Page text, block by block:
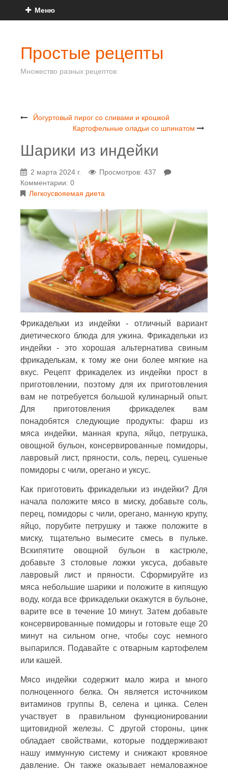
Меню
Простые рецепты
Множество разных рецептов
Йогуртовый пирог со сливами и крошкой
Картофельные оладьи со шпинатом
Шарики из индейки
2 марта 2024 г.
Просмотров: 437
Комментарии: 0
Легкоусвояемая диета
Фрикадельки из индейки - отличный вариант
диетического блюда для ужина. Фрикадельки из
индейки - это хорошая альтернатива свиным
фрикаделькам, к тому же они более мягкие на
вкус. Рецепт фрикаделек из индейки прост в
приготовлении, поэтому для их приготовления
вам не потребуется большой кулинарный опыт.
Для приготовления фрикаделек вам
понадобятся следующие продукты: фарш из
мяса индейки, манная крупа, яйцо, петрушка,
овощной бульон, консервированные помидоры,
лавровый лист, пряности, соль, перец, сушеные
помидоры с чили, орегано и уксус.
Как приготовить фрикадельки из индейки? Для
начала положите мясо в миску, добавьте соль,
перец, помидоры с чили, орегано, манную крупу,
яйцо, порубите петрушку и также положите в
миску, тщательно вымесите смесь в пульке.
Вскипятите овощной бульон в кастрюле,
добавьте 3 столовые ложки уксуса, добавьте
лавровый лист и пряности. Сформируйте из
мяса небольшие шарики и положите в кипящую
воду, когда все фрикадельки окажутся в бульоне,
варите все в течение 10 минут. Затем добавьте
консервированные помидоры и готовьте еще 20
минут на сильном огне, чтобы соус немного
выпарился. Подавайте с отварным картофелем
или кашей.
Мясо индейки содержит мало жира и много
полноценного белка. Он является источником
витаминов группы В, селена и цинка. Селен
участвует в правильном функционировании
щитовидной железы. С другой стороны, цинк
обладает свойствами, которые поддерживают
нашу иммунную систему и снижают кровяное
давление. Он также оказывает немаловажное